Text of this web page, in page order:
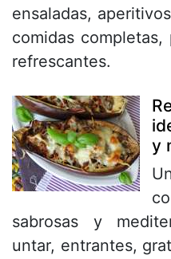
ensaladas,
comidas
refrescantes.
y
sabrosas y
untar, entrantes,